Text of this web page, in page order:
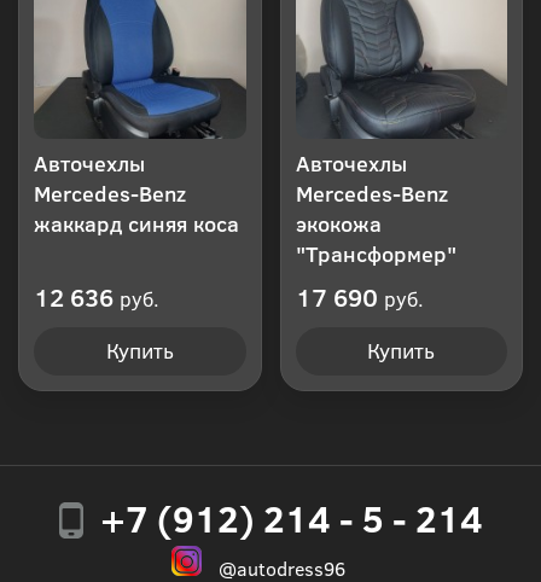
Авточехлы
Mercedes-Benz
жаккард синяя коса
12 636 руб.
Купить
Авточехлы
Mercedes-Benz
экокожа
"Трансформер"
17 690 руб.
Купить
+7 (912) 214 - 5 - 214
@autodress96